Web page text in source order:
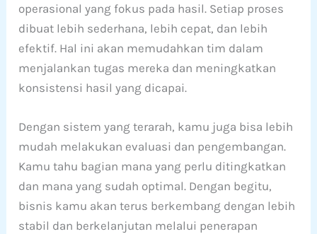
operasional yang fokus pada hasil. Setiap proses
dibuat lebih sederhana, lebih cepat, dan lebih
efektif. Hal ini akan memudahkan tim dalam
menjalankan tugas mereka dan meningkatkan
konsistensi hasil yang dicapai.
Dengan sistem yang terarah, kamu juga bisa lebih
mudah melakukan evaluasi dan pengembangan.
Kamu tahu bagian mana yang perlu ditingkatkan
dan mana yang sudah optimal. Dengan begitu,
bisnis kamu akan terus berkembang dengan lebih
stabil dan berkelanjutan melalui penerapan